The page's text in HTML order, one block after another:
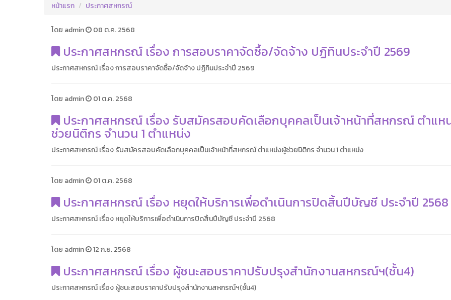
หน้าแรก ประกาศสหกรณ์
โดย admin 08 ต.ค. 2568
ประกาศสหกรณ์ เรื่อง การสอบราคาจัดซื้อ/จัดจ้าง ปฏิทินประจำปี 2569
ประกาศสหกรณ์ เรื่อง การสอบราคาจัดซื้อ/จัดจ้าง ปฏิทินประจำปี 2569
โดย admin 01 ต.ค. 2568
ประกาศสหกรณ์ เรื่อง รับสมัครสอบคัดเลือกบุคคลเป็นเจ้าหน้าที่สหกรณ์ ตำแห
ช่วยนิติกร จำนวน 1 ตำแหน่ง
ประกาศสหกรณ์ เรื่อง รับสมัครสอบคัดเลือกบุคคลเป็นเจ้าหน้าที่สหกรณ์ ตำแหน่งผู้ช่วยนิติกร จำนวน 1 ตำแหน่ง
โดย admin 01 ต.ค. 2568
ประกาศสหกรณ์ เรื่อง หยุดให้บริการเพื่อดำเนินการปิดสิ้นปีบัญชี ประจำปี 2568
ประกาศสหกรณ์ เรื่อง หยุดให้บริการเพื่อดำเนินการปิดสิ้นปีบัญชี ประจำปี 2568
โดย admin 12 ก.ย. 2568
ประกาศสหกรณ์ เรื่อง ผู้ชนะสอบราคาปรับปรุงสำนักงานสหกรณ์ฯ(ชั้น4)
ประกาศสหกรณ์ เรื่อง ผู้ชนะสอบราคาปรับปรุงสำนักงานสหกรณ์ฯ(ชั้น4)